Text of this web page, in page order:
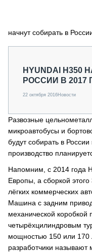
СПЕЦПРОЕКТЫ
О ПРОЕКТЕ
начнут собирать в
HYUNDAI
РОССИИ В 2017
22 октября 2016Новости
Развозные
микроавтобусы и
будут собирать в
производство
Напомним, с 2014 года
Европы, а сборкой этого
лёгких коммерческих
Машина с задним
механической
четырёхцилиндровым
мощностью 150 или 170
разработчики